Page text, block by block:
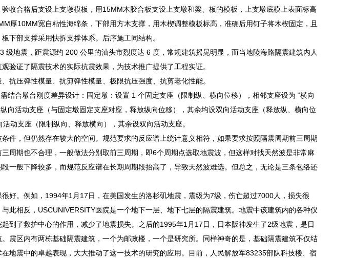
收合格后支设上支墩模板，用15MM木胶合板支设上支墩和梁、板的模板，上支墩底模上表面标高
厚10MM宽自粘性海绵条，下部用方木支撑，用木楔调整模板标高，准确后用钉子将木楔固定，且
下部支撑采用快拆支撑体系。后序施工同结构。
级地震，距震源约 200 公里的汕头市烈度达 6 度，常规建筑摇晃明显，而当地陵海路隔震建筑内人
验证了隔震技术的实际抗震效果，为技术推广提供了工程实证。
抗压弹性模量、抗剪弹性模量、极限抗压强度、抗剪老化性能。
结合墩台刚度差异设计：固定墩：设置 1 个固定支座（限制纵、横向位移），相邻支座设为 “横向
向活动支座（与固定墩固定支座对应，释放纵向位移），其余均设双向活动支座（释放纵、横向位
动支座（限制纵向、释放横向），其余设双向活动支座。
件，但仍然存在较大的空间。规范要求的反应谱上统计意义相符，如果要求按照隔震周期前三周期
周期也不合理，一般做法分别取前三周期，即6个周期点选取地震波，但这样对找天然波是非常麻
一般下降较多，而规范反应谱在长期周期段抬高了，导致天然波难选。但总之，无论是三条包络还
好。例如，1994年1月17日，在美国发生的洛杉矶地震，震级为7级，伤亡超过7000人，损失很
此相反，USCUNIVERSITY医院是一个地下一层、地下七层的隔震建筑。地震中该建筑内的各种仪
到了救护中心的作用，减少了地震损失。之后的1995年1月17日，日本阪神发生了2级地震，是日
震区内有两栋基础隔震建筑，一个为邮政楼，一个是研究所。同样神奇的是，基础隔震建筑不仅结
地震中的卓越表现，大大推动了这一技术的研究的应用。目前，人民解放军83235部队科技楼、宿